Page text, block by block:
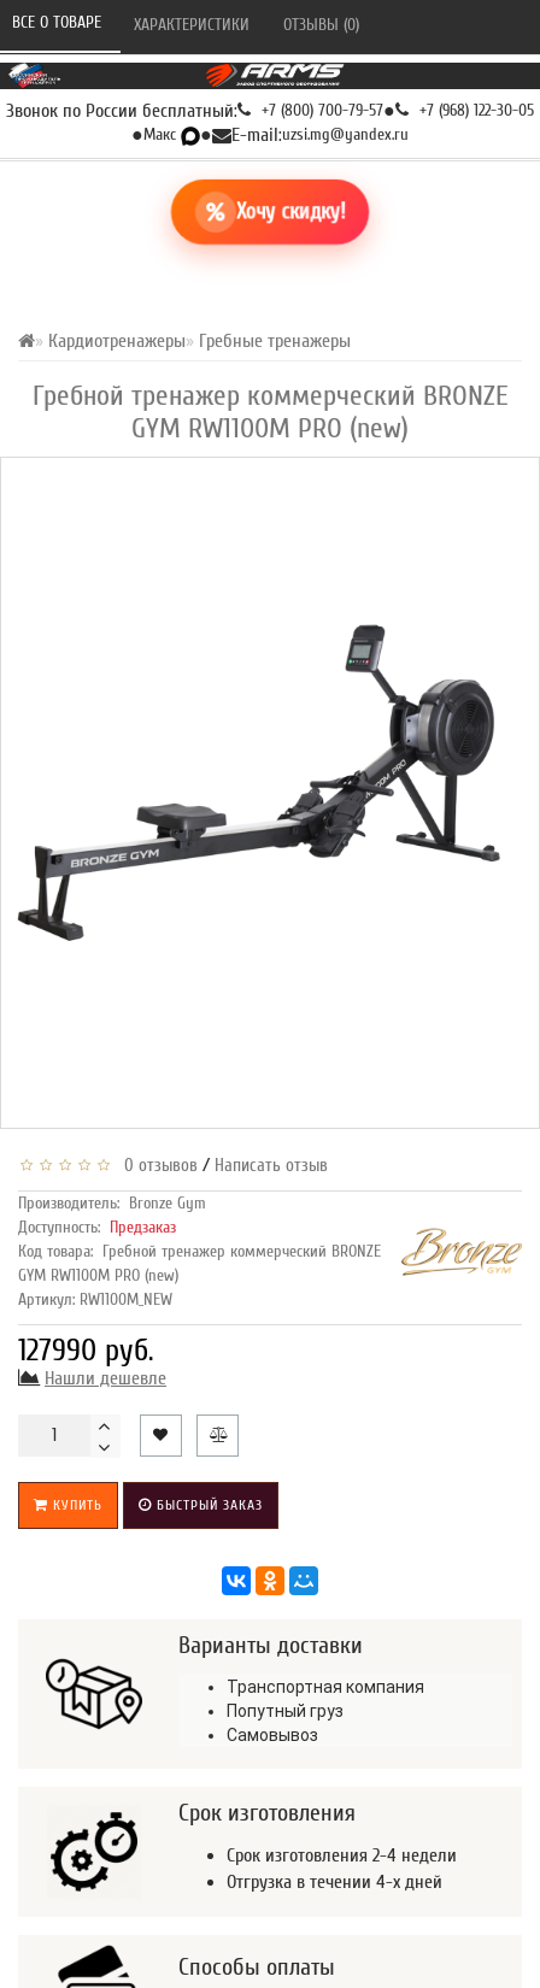
Звонок по России бесплатный: +7 (800) 700-79-57● +7 (968) 122-30-05
●Макс ● E-mail:uzsi.mg@yandex.ru
Хочу скидку!
Кардиотренажеры Гребные тренажеры
Гребной тренажер коммерческий BRONZE
GYM RW1100M PRO (new)
ВСЕ О ТОВАРЕ ХАРАКТЕРИСТИКИ ОТЗЫВЫ (0)
0 отзывов / Написать отзыв
Производитель: Bronze Gym
Доступность: Предзаказ
Код товара: Гребной тренажер коммерческий BRONZE
GYM RW1100M PRO (new)
Артикул: RW1100M_NEW
127990 руб.
Нашли дешевле
КУПИТЬ БЫСТРЫЙ ЗАКАЗ
Варианты доставки
Транспортная компания
Попутный груз
Самовывоз
Срок изготовления
Срок изготовления 2-4 недели
Отгрузка в течении 4-х дней
Способы оплаты